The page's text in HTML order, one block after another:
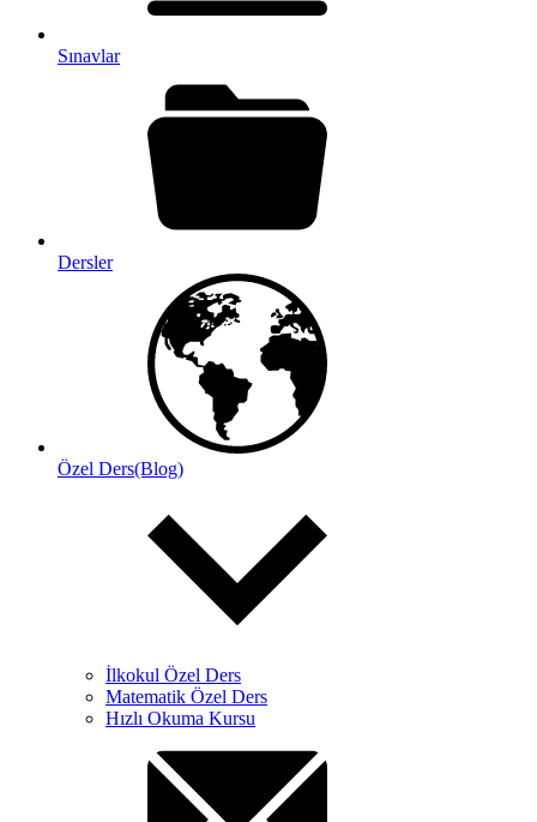
Sınavlar
Dersler
Özel Ders(Blog)
İlkokul Özel Ders
Matematik Özel Ders
Hızlı Okuma Kursu